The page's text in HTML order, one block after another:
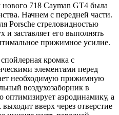
718 Cayman GT4 была
Начнем с передней части.
Porsche стреловидностью
и заставляет его выполнять
прижимное усилие.
кромка с
элементами перед
необходимую прижимную
воздухозаборник в
оптимизирует аэродинамику, а
вверх через отверстие